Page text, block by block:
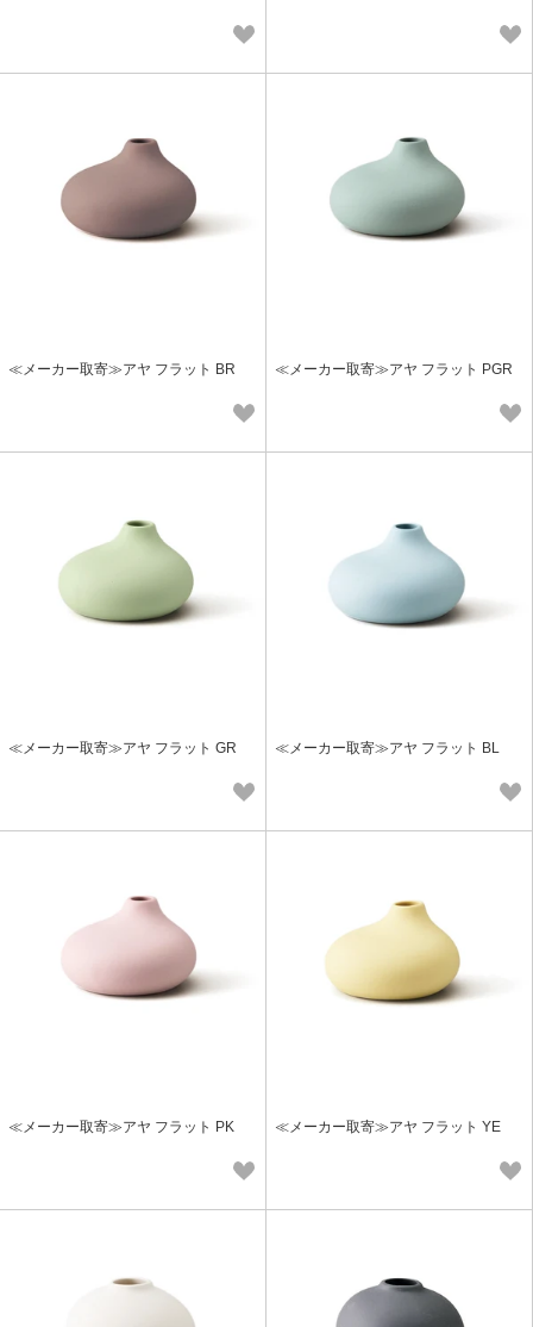
≪メーカー取寄≫アヤ フラット BR ≪メーカー取寄≫アヤ フラット PGR
≪メーカー取寄≫アヤ フラット GR ≪メーカー取寄≫アヤ フラット BL
≪メーカー取寄≫アヤ フラット PK ≪メーカー取寄≫アヤ フラット YE